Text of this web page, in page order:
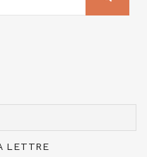
LETTRE